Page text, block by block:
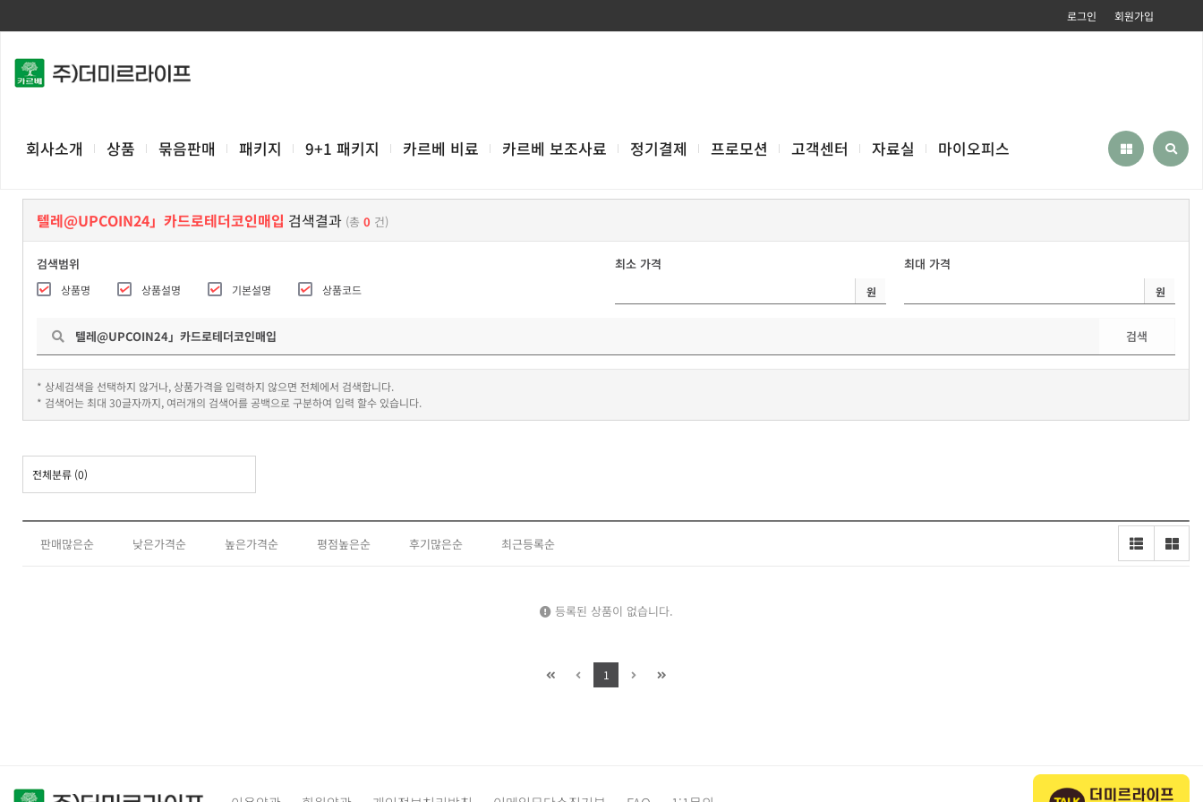
로그인 회원가입
회사소개 상품 묶음판매 패키지 9+1 패키지 카르베 비료 카르베 보조사료 정기결제 프로모션 고객센터 자료실 마이오피스
텔레@UPCOIN24」카드로테더코인매입 검색결과 (총 0 건)
검색범위
상품명 상품설명 기본설명 상품코드
최소 가격
원
최대 가격
원
검색
* 상세검색을 선택하지 않거나, 상품가격을 입력하지 않으면 전체에서 검색합니다.
* 검색어는 최대 30글자까지, 여러개의 검색어를 공백으로 구분하여 입력 할수 있습니다.
전체분류 (0)
판매많은순 낮은가격순 높은가격순 평점높은순 후기많은순 최근등록순
등록된 상품이 없습니다.
1